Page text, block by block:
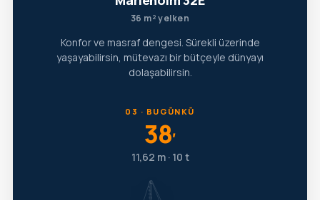
36 m² yelken
Konfor ve masraf dengesi. Sürekli üzerinde
yaşayabilirsin, mütevazı bir bütçeyle dünyayı
dolaşabilirsin.
03 · BUGÜNKÜ
38′
11,62 m · 10 t